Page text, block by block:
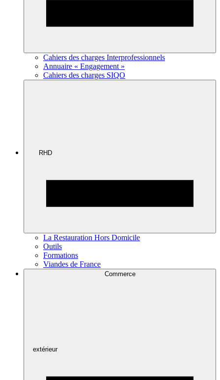
Cahiers des charges Interprofessionnels
Annuaire « Engagement »
Cahiers des charges SIQO
RHD
La Restauration Hors Domicile
Outils
Formations
Viandes de France
Commerce
extérieur